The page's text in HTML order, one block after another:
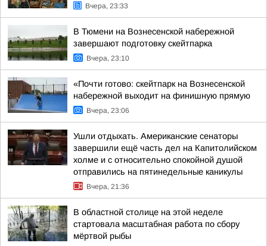
Вчера, 23:33
В Тюмени на Вознесенской набережной
завершают подготовку скейтпарка
Вчера, 23:10
«Почти готово: скейтпарк на Вознесенской
набережной выходит на финишную прямую
Вчера, 23:06
Ушли отдыхать. Американские сенаторы
завершили ещё часть дел на Капитолийском
холме и с относительно спокойной душой
отправились на пятинедельные каникулы
Вчера, 21:36
В областной столице на этой неделе
стартовала масштабная работа по сбору
мёртвой рыбы